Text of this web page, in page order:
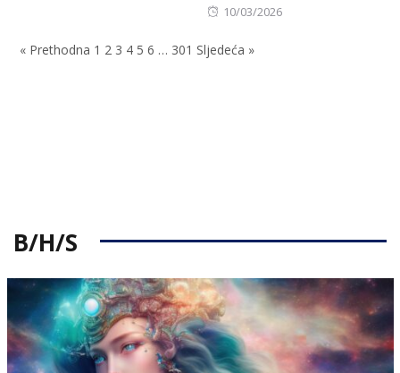
Posted
10/03/2026
« Prethodna 1 2 3 4 5 6 … 301 Sljedeća »
B/H/S